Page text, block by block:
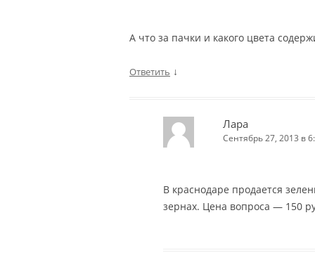
А что за пачки и какого цвета
Ответить ↓
Лара
Сентябрь 27, 2013 в
В краснодаре продается
зернах. Цена вопроса — 150